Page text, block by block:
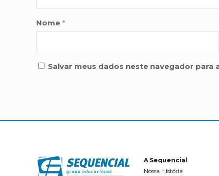
Nome *
Salvar meus dados neste navegador para
A Sequencial
Nossa História